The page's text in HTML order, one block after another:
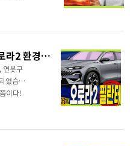
일으
려야 하
습니다.
코리아
저 부터
스가 티
그랑 콜레오스 보다 강력하다! 오로라2 환경부 인증 완료! 하이브리드 예상 스펙
연못구
었습니
이다!
었기
겠습니